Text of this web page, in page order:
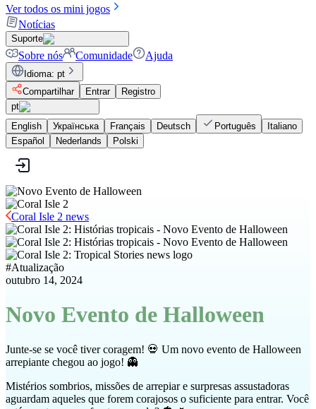
Ver todos os mini jogos
Notícias
Suporte
Sobre nós Comunidade Ajuda
Idioma: pt
Compartilhar
Entrar
Registro
pt
English
Українська Français Deutsch Português
Italiano
Español
Nederlands Polski
Coral Isle 2 news
#Atualização
outubro 14, 2024
Novo Evento de Halloween
Junte-se se você tiver coragem! 💀 Um novo evento de Halloween
arrepiante chegou ao jogo! 👻
Mistérios sombrios, missões de arrepiar e surpresas assustadoras
aguardam aqueles que forem corajosos o suficiente para entrar. Você